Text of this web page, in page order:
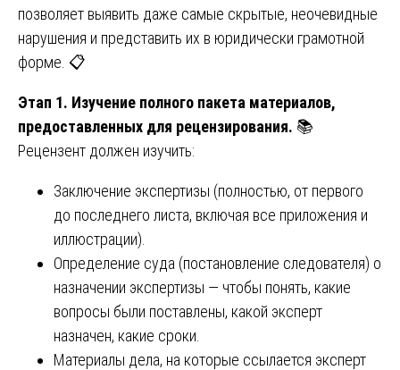
позволяет выявить даже самые скрытые, неочевидные
нарушения и представить их в юридически грамотной
форме. 📋
Этап 1. Изучение полного пакета материалов,
предоставленных для рецензирования. 📚
Рецензент должен изучить:
Заключение экспертизы (полностью, от первого
до последнего листа, включая все приложения и
иллюстрации).
Определение суда (постановление следователя) о
назначении экспертизы — чтобы понять, какие
вопросы были поставлены, какой эксперт
назначен, какие сроки.
Материалы дела, на которые ссылается эксперт